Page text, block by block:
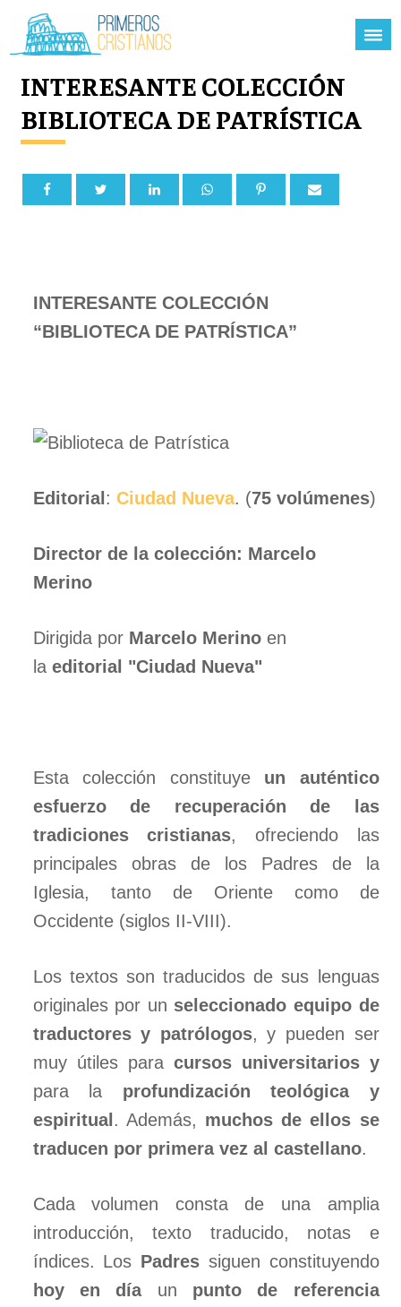
INTERESANTE COLECCIÓN
BIBLIOTECA DE PATRÍSTICA
INTERESANTE COLECCIÓN
“BIBLIOTECA DE PATRÍSTICA”
Editorial : Ciudad Nueva. (75 volúmenes)
Director de la colección: Marcelo
Merino
Dirigida por Marcelo Merino en
laeditorial "Ciudad Nueva"
Esta colección constituye un auténtico
esfuerzo de recuperación de las
tradiciones cristianas, ofreciendo las
principales obras de los Padres de la
Iglesia, tanto de Oriente como de
Occidente (siglos II-VIII).
Los textos son traducidos de sus lenguas
originales por un seleccionado equipo de
traductores y patrólogos, y pueden ser
muy útiles para cursos universitarios y
para la profundización teológica y
espiritual . Además, muchos de ellos se
traducen por primera vez al castellano.
Cada volumen consta de una amplia
introducción, texto traducido, notas e
índices. Los Padres siguen constituyendo
hoy en díaun punto de referencia